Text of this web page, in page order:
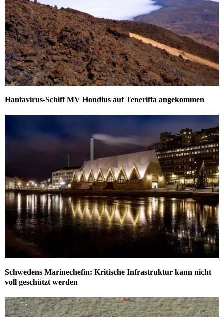
Hantavirus-Schiff MV Hondius auf Teneriffa angekommen
Schwedens Marinechefin: Kritische Infrastruktur kann nicht
voll geschützt werden